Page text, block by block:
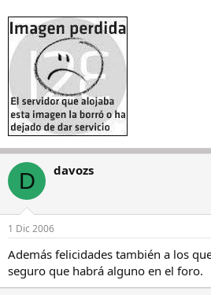
D davozs
1 Dic 2006
Además felicidades también a los
seguro que habrá alguno en el foro.